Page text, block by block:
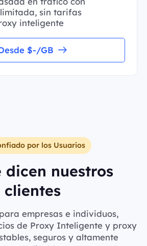
sin tarifas
inteligente
$-/GB
por los Usuarios
dicen nuestros
clientes
empresas e individuos,
de Proxy Inteligente y proxy
seguros y altamente